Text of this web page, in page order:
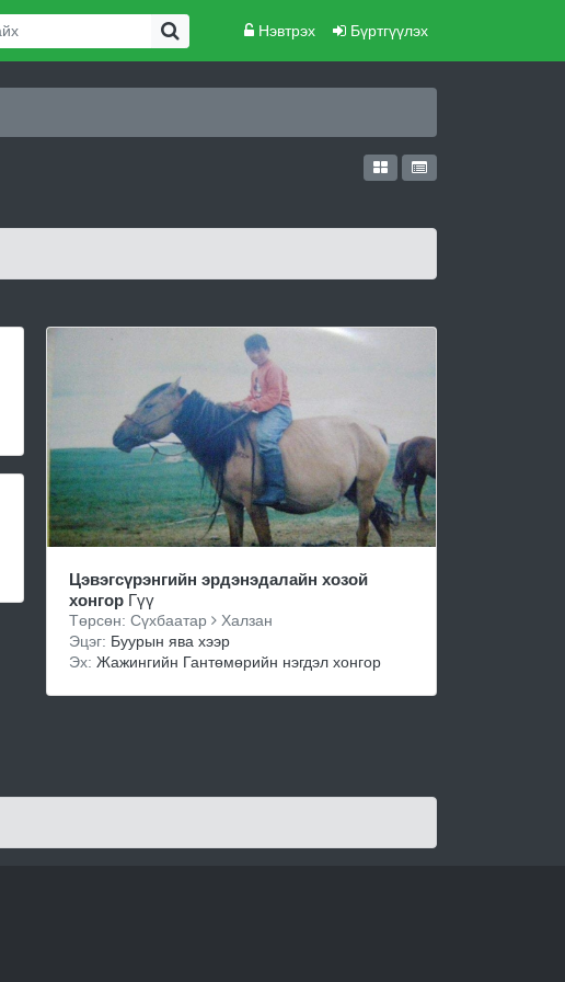
Нэвтрэх Бүртгүүлэх
Цэвэгсүрэнгийн эрдэнэдалайн хозой
хонгор Гүү
Төрсөн: Сүхбаатар
Халзан
Эцэг: Буурын ява хээр
Эх:Жажингийн Гантөмөрийн нэгдэл хонгор